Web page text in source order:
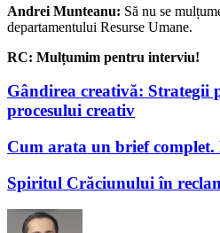
Andrei Munteanu: Să nu se
departamentului Resurse Umane.
RC: Mulțumim pentru interviu!
Gândirea creativă: Strategii
procesului creativ
Cum arata un brief complet.
Spiritul Crăciunului în